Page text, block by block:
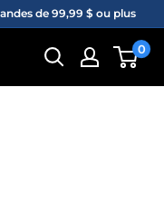
de 99,99 $ ou plus
0